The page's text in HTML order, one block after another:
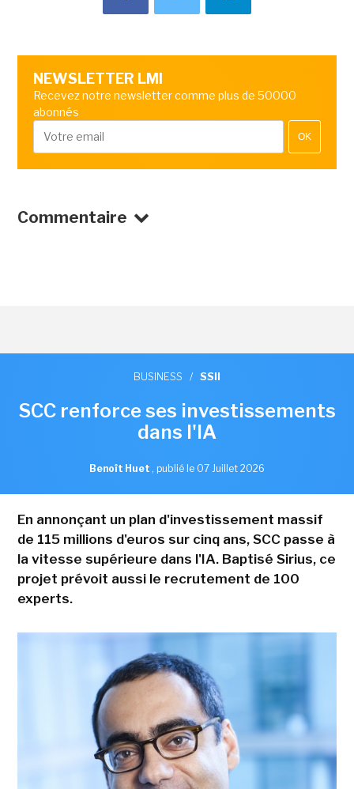
NEWSLETTER LMI
Recevez notre newsletter comme plus de 50000
abonnés
OK
Commentaire
BUSINESS / SSII
SCC renforce ses investissements
dans l'IA
Benoît Huet , publié le 07 Juillet 2026
En annonçant un plan d'investissement massif
de 115 millions d'euros sur cinq ans, SCC passe à
la vitesse supérieure dans l'IA. Baptisé Sirius, ce
projet prévoit aussi le recrutement de 100
experts.